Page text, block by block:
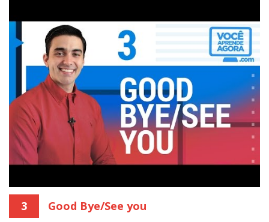
3 Good Bye/See you